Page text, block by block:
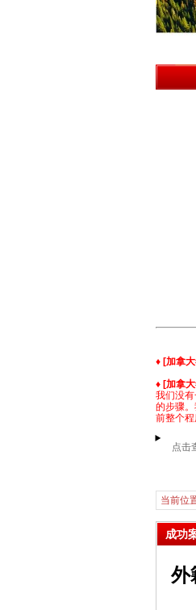
♦ [加拿
♦ [加拿
我们没
的步骤
前整个
点击
当前位
成功
外